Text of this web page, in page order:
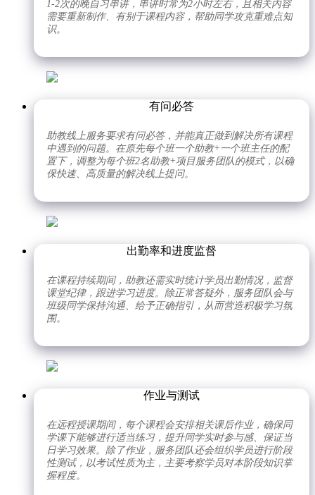
1-2次的晚自习串讲，串讲时常为2小时左右，且相关内容
需要重新制作、有别于课程内容，帮助同学攻克重难点知
识。
有问必答
助教线上服务要求有问必答，并能真正做到解决所有课程
中遇到的问题。在原先每个班一个助教+一个班主任的配
置下，调整为每个班2名助教+项目服务团队的模式，以确
保快速、高质量的解决线上提问。
出勤率和进度监督
在课程持续期间，助教还需实时统计学员出勤情况，监督
课堂纪律，跟进学习进度。除正常答疑外，服务团队会与
班级同学保持沟通、给予正确指引，从而营造积极学习氛
围。
作业与测试
在远程授课期间，每个课程会安排相关课后作业，确保同
学课下能够进行适当练习，提升同学实时参与感、保证当
日学习效果。除了作业，服务团队还会组织学员进行阶段
性测试，以考试性质为主，主要考察学员对本阶段知识掌
握程度。